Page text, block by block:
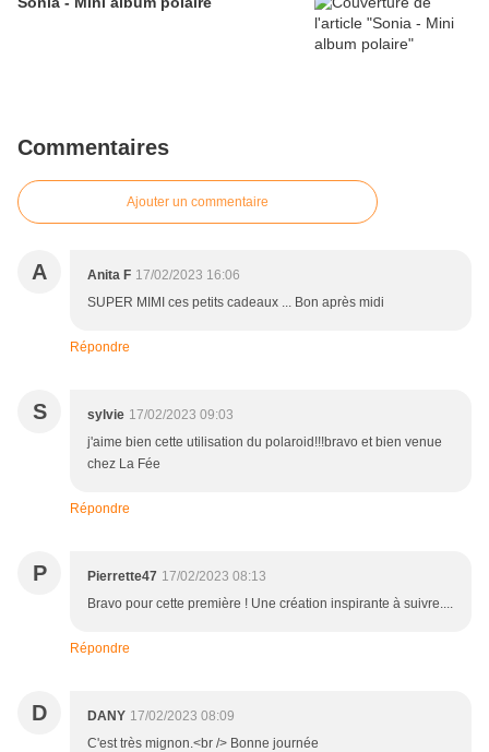
Commentaires
Ajouter un commentaire
A Anita F 17/02/2023 16:06
SUPER MIMI ces petits cadeaux ... Bon après midi
Répondre
S sylvie 17/02/2023 09:03
j'aime bien cette utilisation du polaroid!!!bravo et bien venue
chez La Fée
Répondre
P Pierrette47 17/02/2023 08:13
Bravo pour cette première ! Une création inspirante à suivre....
Répondre
D DANY 17/02/2023 08:09
C'est très mignon.<br /> Bonne journée